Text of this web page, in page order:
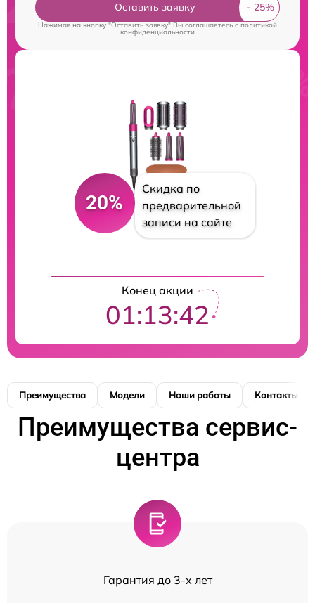
Оставить заявку
Нажимая на кнопку "Оставить заявку" Вы соглашаетесь cполитикой
конфиденциальности
20%
Скидка по
предварительной
записи на сайте
Конец акции
01:13:42
Преимущества Модели Наши работы Контакты
Преимущества сервис-
центра
Гарантия до 3-х лет